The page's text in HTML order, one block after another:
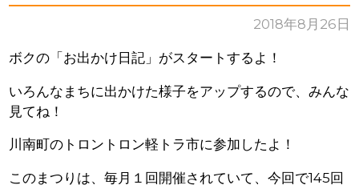
2018年8月26日
ボクの「お出かけ日記」がスタートするよ！
いろんなまちに出かけた様子をアップするので、みんな
見てね！
川南町のトロントロン軽トラ市に参加したよ！
このまつりは、毎月１回開催されていて、今回で145回